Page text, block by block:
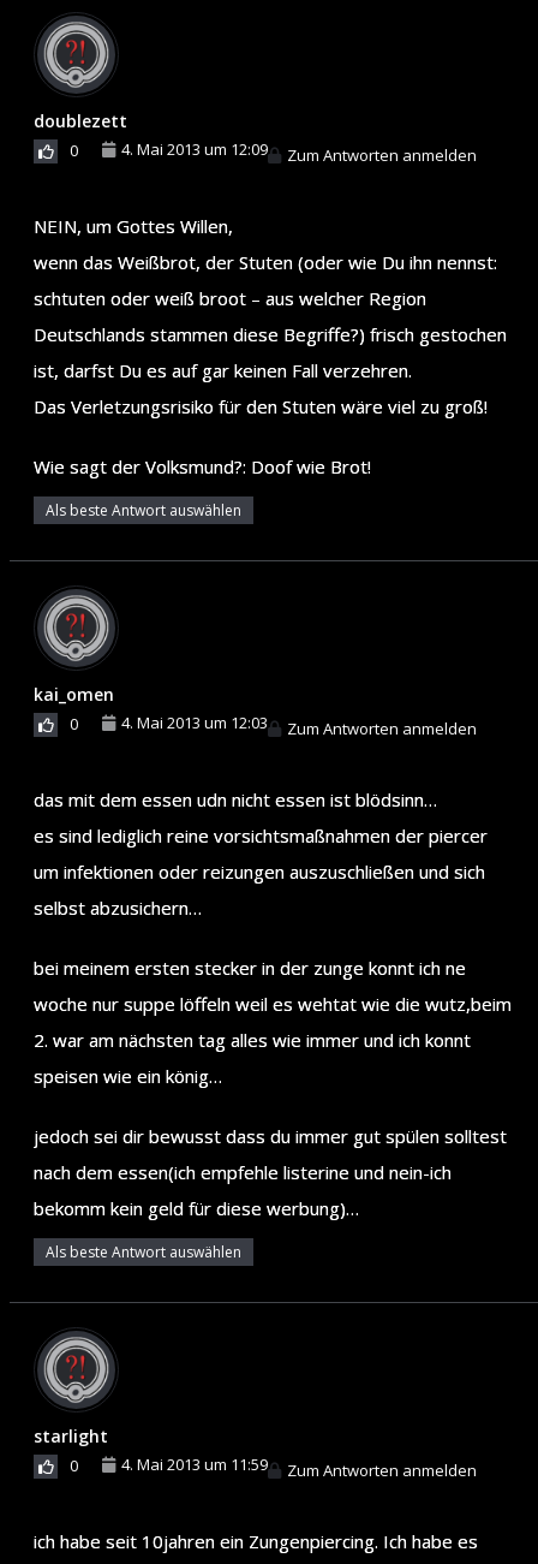
doublezett
0 4. Mai 2013 um 12:09 Zum Antworten anmelden
NEIN, um Gottes Willen,
wenn das Weißbrot, der Stuten (oder wie Du ihn nennst:
schtuten oder weiß broot – aus welcher Region
Deutschlands stammen diese Begriffe?) frisch gestochen
ist, darfst Du es auf gar keinen Fall verzehren.
Das Verletzungsrisiko für den Stuten wäre viel zu groß!
Wie sagt der Volksmund?: Doof wie Brot!
Als beste Antwort auswählen
kai_omen
0 4. Mai 2013 um 12:03 Zum Antworten anmelden
das mit dem essen udn nicht essen ist blödsinn…
es sind lediglich reine vorsichtsmaßnahmen der piercer
um infektionen oder reizungen auszuschließen und sich
selbst abzusichern…
bei meinem ersten stecker in der zunge konnt ich ne
woche nur suppe löffeln weil es wehtat wie die wutz,beim
2. war am nächsten tag alles wie immer und ich konnt
speisen wie ein könig…
jedoch sei dir bewusst dass du immer gut spülen solltest
nach dem essen(ich empfehle listerine und nein-ich
bekomm kein geld für diese werbung)…
Als beste Antwort auswählen
starlight
0 4. Mai 2013 um 11:59 Zum Antworten anmelden
ich habe seit 10jahren ein Zungenpiercing. Ich habe es